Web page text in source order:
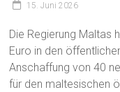
15. Juni 2026
Die Regierung Maltas
Euro in den
Anschaffung von 40
für den maltesischen